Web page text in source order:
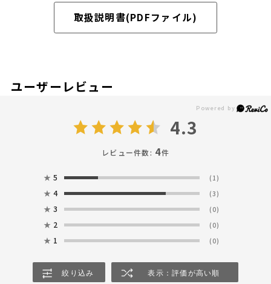
取扱説明書(PDFファイル)
ユーザーレビュー
4.3
レビュー件数: 4件
★ 5 (1)
★ 4 (3)
★ 3 (0)
★ 2 (0)
★ 1 (0)
絞り込み 表示：評価が高い順